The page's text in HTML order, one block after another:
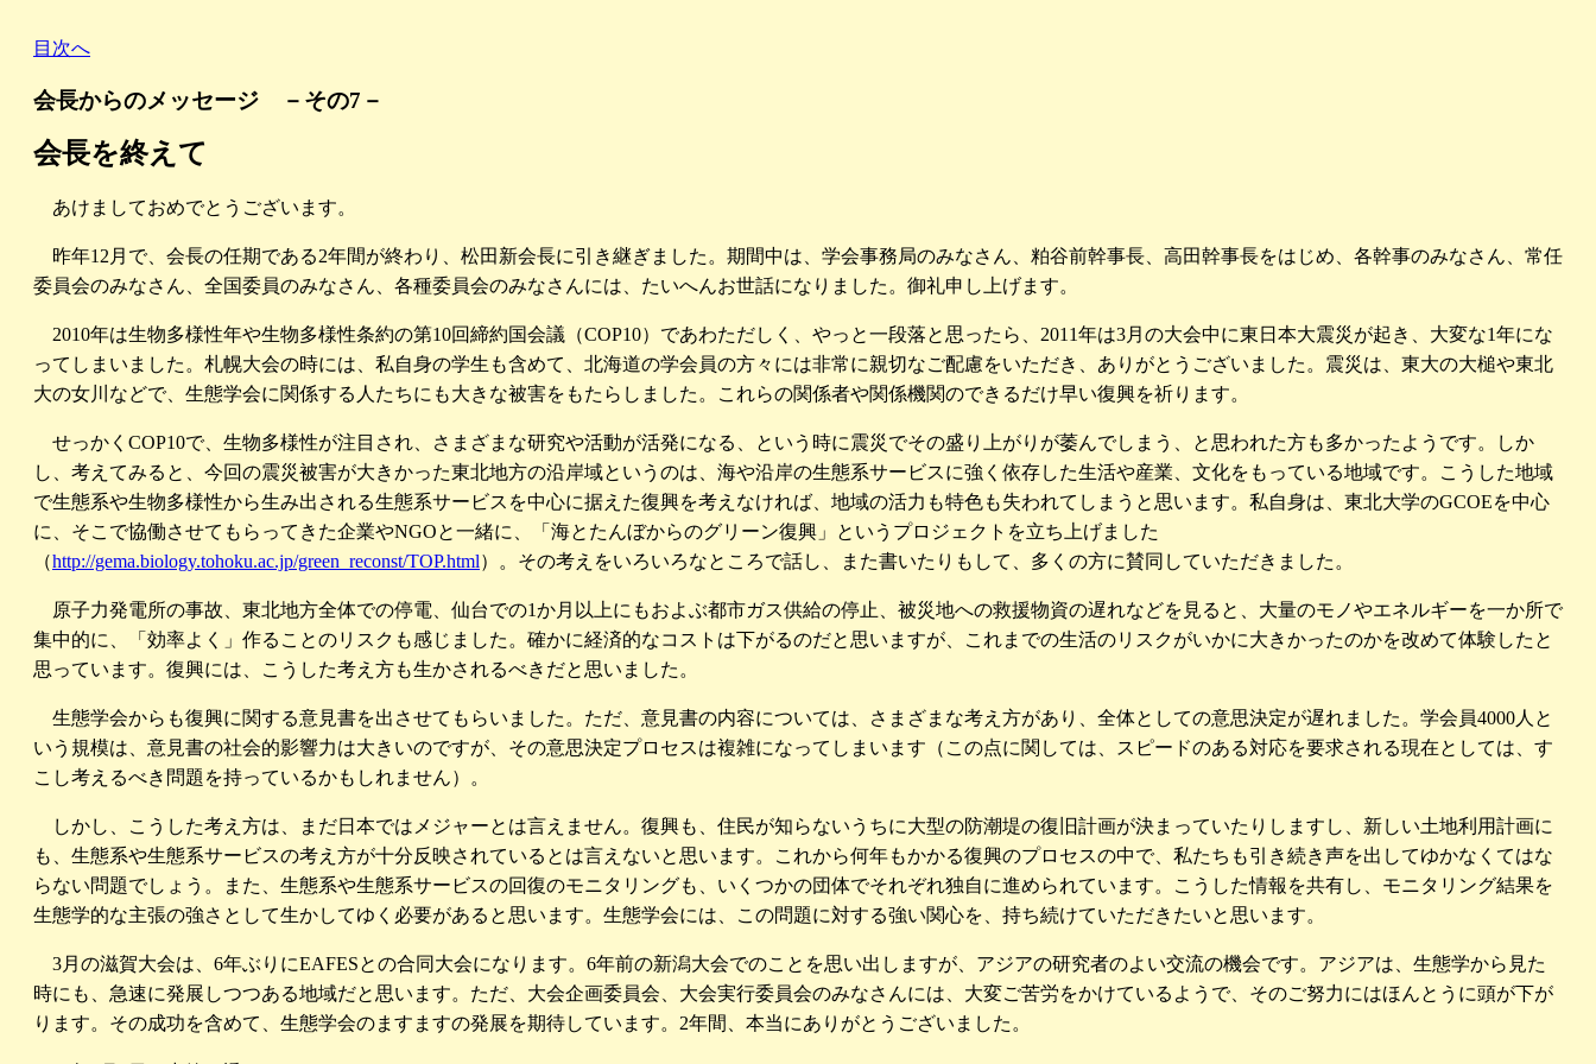
目次へ
会長からのメッセージ －その7－
会長を終えて
あけましておめでとうございます。
昨年12月で、会長の任期である2年間が終わり、松田新会長に引き継ぎました。期間中は、学会事務局のみなさん、粕谷前幹事長、高田幹事長をはじめ、各幹事のみなさん、常任
委員会のみなさん、全国委員のみなさん、各種委員会のみなさんには、たいへんお世話になりました。御礼申し上げます。
2010年は生物多様性年や生物多様性条約の第10回締約国会議（COP10）であわただしく、やっと一段落と思ったら、2011年は3月の大会中に東日本大震災が起き、大変な1年にな
ってしまいました。札幌大会の時には、私自身の学生も含めて、北海道の学会員の方々には非常に親切なご配慮をいただき、ありがとうございました。震災は、東大の大槌や東北
大の女川などで、生態学会に関係する人たちにも大きな被害をもたらしました。これらの関係者や関係機関のできるだけ早い復興を祈ります。
せっかくCOP10で、生物多様性が注目され、さまざまな研究や活動が活発になる、という時に震災でその盛り上がりが萎んでしまう、と思われた方も多かったようです。しか
し、考えてみると、今回の震災被害が大きかった東北地方の沿岸域というのは、海や沿岸の生態系サービスに強く依存した生活や産業、文化をもっている地域です。こうした地域
で生態系や生物多様性から生み出される生態系サービスを中心に据えた復興を考えなければ、地域の活力も特色も失われてしまうと思います。私自身は、東北大学のGCOEを中心
に、そこで協働させてもらってきた企業やNGOと一緒に、「海とたんぼからのグリーン復興」というプロジェクトを立ち上げました
（http://gema.biology.tohoku.ac.jp/green_reconst/TOP.html）。その考えをいろいろなところで話し、また書いたりもして、多くの方に賛同していただきました。
原子力発電所の事故、東北地方全体での停電、仙台での1か月以上にもおよぶ都市ガス供給の停止、被災地への救援物資の遅れなどを見ると、大量のモノやエネルギーを一か所で
集中的に、「効率よく」作ることのリスクも感じました。確かに経済的なコストは下がるのだと思いますが、これまでの生活のリスクがいかに大きかったのかを改めて体験したと
思っています。復興には、こうした考え方も生かされるべきだと思いました。
生態学会からも復興に関する意見書を出させてもらいました。ただ、意見書の内容については、さまざまな考え方があり、全体としての意思決定が遅れました。学会員4000人と
いう規模は、意見書の社会的影響力は大きいのですが、その意思決定プロセスは複雑になってしまいます（この点に関しては、スピードのある対応を要求される現在としては、す
こし考えるべき問題を持っているかもしれません）。
しかし、こうした考え方は、まだ日本ではメジャーとは言えません。復興も、住民が知らないうちに大型の防潮堤の復旧計画が決まっていたりしますし、新しい土地利用計画に
も、生態系や生態系サービスの考え方が十分反映されているとは言えないと思います。これから何年もかかる復興のプロセスの中で、私たちも引き続き声を出してゆかなくてはな
らない問題でしょう。また、生態系や生態系サービスの回復のモニタリングも、いくつかの団体でそれぞれ独自に進められています。こうした情報を共有し、モニタリング結果を
生態学的な主張の強さとして生かしてゆく必要があると思います。生態学会には、この問題に対する強い関心を、持ち続けていただきたいと思います。
3月の滋賀大会は、6年ぶりにEAFESとの合同大会になります。6年前の新潟大会でのことを思い出しますが、アジアの研究者のよい交流の機会です。アジアは、生態学から見た
時にも、急速に発展しつつある地域だと思います。ただ、大会企画委員会、大会実行委員会のみなさんには、大変ご苦労をかけているようで、そのご努力にはほんとうに頭が下が
ります。その成功を含めて、生態学会のますますの発展を期待しています。2年間、本当にありがとうございました。